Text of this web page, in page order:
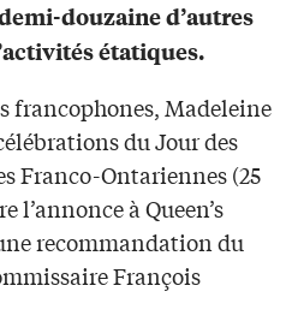
douzaine d’autres
étatiques.
francophones, Madeleine
du Jour des
Franco-Ontariennes (25
l’annonce à Queen’s
recommandation du
François